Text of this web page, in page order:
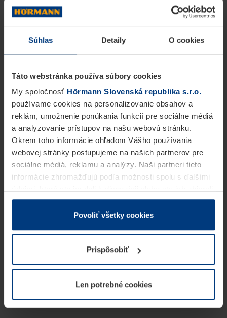
Súhlas Detaily O cookies
Táto webstránka používa súbory cookies
My spoločnosť Hörmann Slovenská republika s.r.o.
používame cookies na personalizovanie obsahov a
reklám, umožnenie ponúkania funkcií pre sociálne médiá
a analyzovanie prístupov na našu webovú stránku.
Okrem toho informácie ohľadom Vášho používania
webovej stránky postupujeme na našich partnerov pre
sociálne médiá, reklamu a analýzy. Naši partneri tieto
informácie zhromažďujú podľa možnosti spolu s ďalšími
v rámci Vášho využívania služieb.
Z právneho hľadiska môžeme cookies ukladať na Vašom
prevádzku tejto stránky. Pre všetky ostatné typy cookie
potrebujeme Vaše povolenie. Vaše povolenie môžete
kedykoľvek zmeniť alebo odvolať vo vysvetlení cookie
našej webovej stránky.
Povoliť všetky cookies
Prispôsobiť
Len potrebné cookies